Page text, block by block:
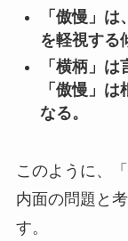
「傲慢」
を軽視する
「横柄」
「傲慢」
なる。
このように、
内面の問題と
す。